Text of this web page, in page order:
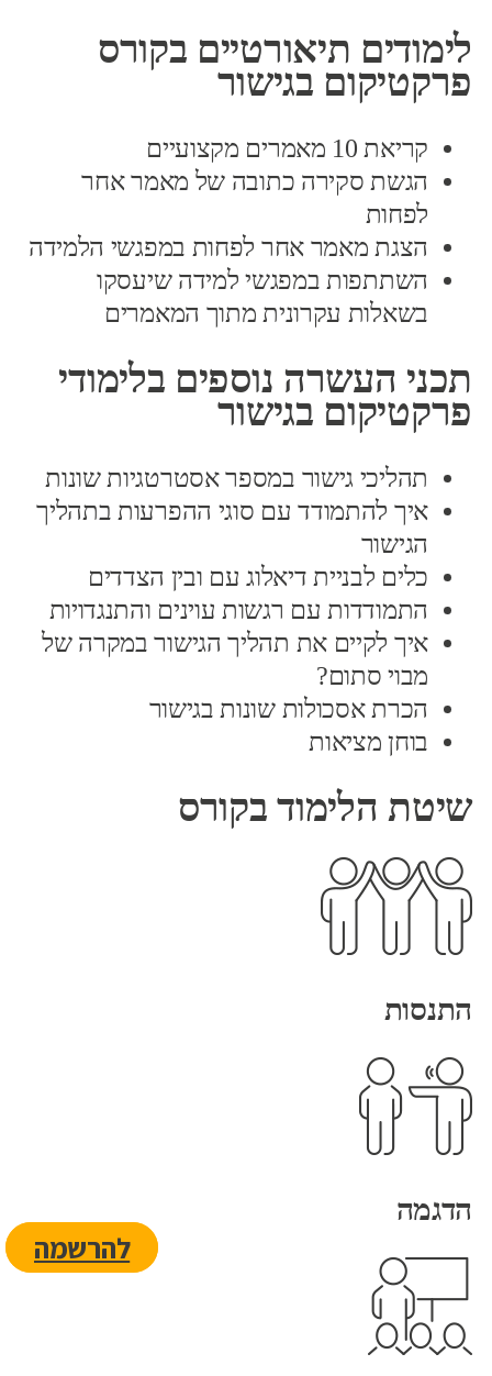
לימודים תיאורטיים בקורס
פרקטיקום בגישור
קריאת 10 מאמרים מקצועיים
הגשת סקירה כתובה של מאמר אחר
לפחות
הצגת מאמר אחר לפחות במפגשי הלמידה
השתתפות במפגשי למידה שיעסקו
בשאלות עקרונית מתוך המאמרים
תכני העשרה נוספים בלימודי
פרקטיקום בגישור
תהליכי גישור במספר אסטרטגיות שונות
איך להתמודד עם סוגי ההפרעות בתהליך
הגישור
כלים לבניית דיאלוג עם ובין הצדדים
התמודדות עם רגשות עוינים והתנגדויות
איך לקיים את תהליך הגישור במקרה של
מבוי סתום?
הכרת אסכולות שונות בגישור
בוחן מציאות
שיטת הלימוד בקורס
התנסות
הדגמה
להרשמה